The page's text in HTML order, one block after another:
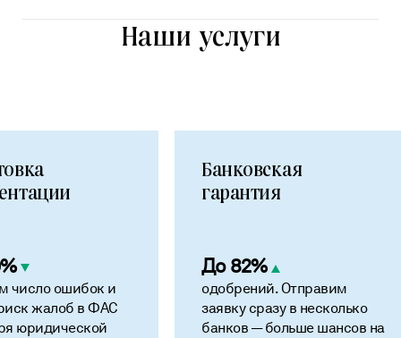
Наши услуги
число ошибок и
жалоб в ФАС
юридической
Банковская
гарантия
До 82%
одобрений. Отправим
заявку сразу в несколько
банков — больше шансов на